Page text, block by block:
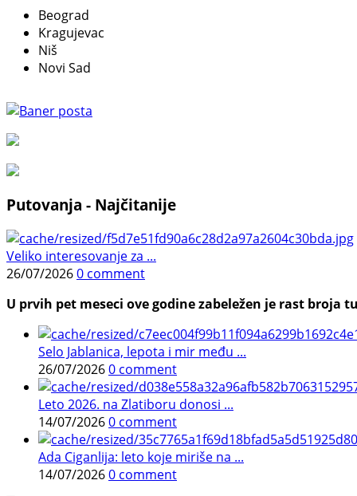
Beograd
Kragujevac
Niš
Novi Sad
Putovanja - Najčitanije
Veliko interesovanje za ...
26/07/20260 comment
U prvih pet meseci ove godine zabeležen je rast
Selo Jablanica, lepota i mir među ...
26/07/20260 comment
Leto 2026. na Zlatiboru donosi ...
14/07/20260 comment
Ada Ciganlija: leto koje miriše na ...
14/07/20260 comment